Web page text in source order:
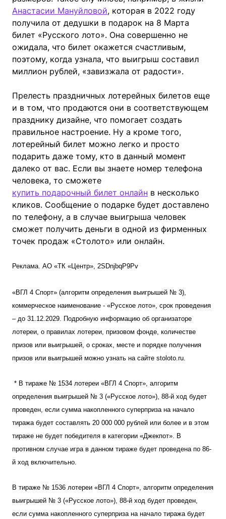
Анастасии Мануйловой, которая в 2022 году
получила от дедушки в подарок на 8 Марта
билет «Русского лото». Она совершенно не
ожидала, что билет окажется счастливым,
поэтому, когда узнала, что выигрыш составил
миллион рублей, «завизжала от радости».
Прелесть праздничных лотерейных билетов еще
и в том, что продаются они в соответствующем
празднику дизайне, что помогает создать
правильное настроение. Ну а кроме того,
лотерейный билет можно легко и просто
подарить даже тому, кто в данный момент
далеко от вас. Если вы знаете номер телефона
человека, то сможете
купить подарочный билет онлайн в несколько
кликов. Сообщение о подарке будет доставлено
по телефону, а в случае выигрыша человек
сможет получить деньги в одной из фирменных
точек продаж «Столото» или онлайн.
Реклама. АО «ТК «Центр», 2SDnjbqP9Pv
«ВГЛ 4 Спорт» (алгоритм определения выигрышей № 3),
коммерческое наименование - «Русское лото», срок проведения
– до 31.12.2029. Подробную информацию об организаторе
лотереи, о правилах лотереи, призовом фонде, количестве
призов или выигрышей, о сроках, месте и порядке получения
призов или выигрышей можно узнать на сайте stoloto.ru.
* В тираже № 1534 лотереи «ВГЛ 4 Спорт», алгоритм
определения выигрышей № 3 («Русское лото»), 88-й ход будет
проведен, если сумма накопленного суперприза на начало
тиража будет составлять 20 000 000 рублей или более и в этом
тираже не будет победителя в категории «Джекпот». В
противном случае игра в данном тираже будет проведена по 86-
й ход включительно.
В тираже № 1536 лотереи «ВГЛ 4 Спорт», алгоритм определения
выигрышей № 3 («Русское лото»), 88-й ход будет проведен,
если сумма накопленного суперприза на начало тиража будет